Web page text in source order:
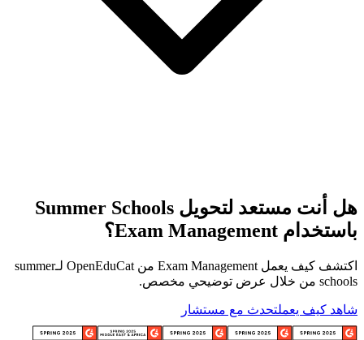
هل أنت مستعد لتحويل Summer Schools
باستخدام Exam Management؟
اكتشف كيف يعمل Exam Management من OpenEduCat لـsummer
schools من خلال عرض توضيحي مخصص.
شاهد كيف يعملتحدث مع مستشار